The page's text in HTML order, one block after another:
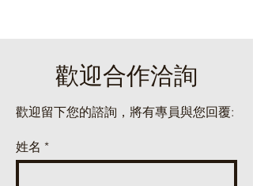
​歡迎合作洽詢
歡迎留下您的諮詢，將有專員與您回覆:
姓名